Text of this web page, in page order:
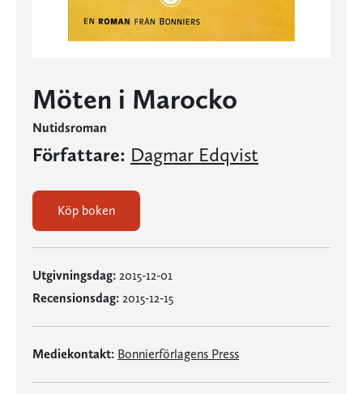
Möten i Marocko
Nutidsroman
Författare: Dagmar Edqvist
Köp boken
Utgivningsdag: 2015-12-01
Recensionsdag: 2015-12-15
Mediekontakt: Bonnierförlagens Press